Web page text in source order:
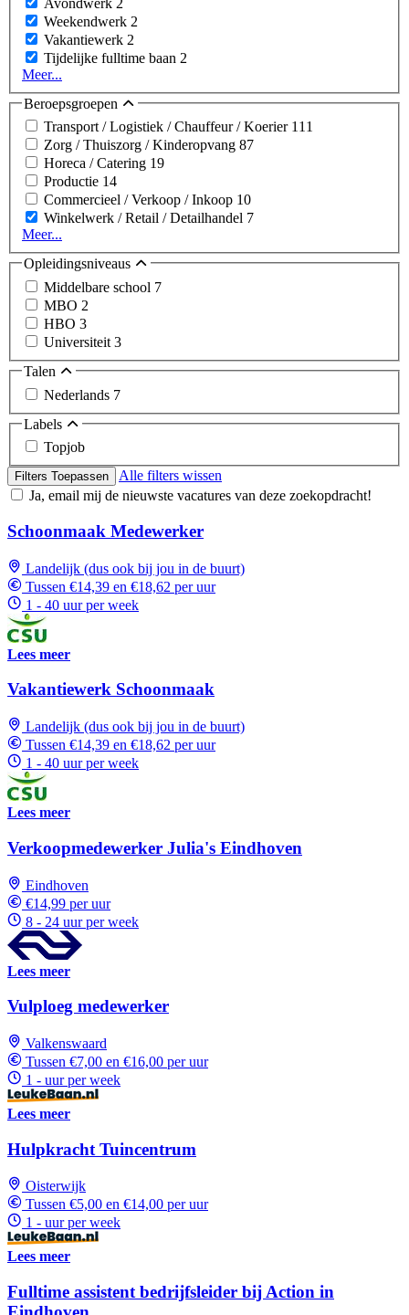
Weekendwerk 2
Vakantiewerk 2
Tijdelijke fulltime baan 2
Meer...
Beroepsgroepen
Transport / Logistiek / Chauffeur / Koerier 111
Zorg / Thuiszorg / Kinderopvang 87
Horeca / Catering 19
Productie 14
Commercieel / Verkoop / Inkoop 10
Winkelwerk / Retail / Detailhandel 7
Meer...
Opleidingsniveaus
Middelbare school 7
MBO 2
HBO 3
Universiteit 3
Talen
Nederlands 7
Labels
Topjob
Filters Toepassen
Alle filters wissen
Ja, email mij de nieuwste vacatures van deze zoekopdracht!
Schoonmaak Medewerker
Landelijk (dus ook bij jou in de buurt)
Tussen €14,39 en €18,62 per uur
1 - 40 uur per week
Lees meer
Vakantiewerk Schoonmaak
Landelijk (dus ook bij jou in de buurt)
Tussen €14,39 en €18,62 per uur
1 - 40 uur per week
Lees meer
Verkoopmedewerker Julia's Eindhoven
Eindhoven
€14,99 per uur
8 - 24 uur per week
Lees meer
Vulploeg medewerker
Valkenswaard
Tussen €7,00 en €16,00 per uur
1 - uur per week
Lees meer
Hulpkracht Tuincentrum
Oisterwijk
Tussen €5,00 en €14,00 per uur
1 - uur per week
Lees meer
Fulltime assistent bedrijfsleider bij Action in